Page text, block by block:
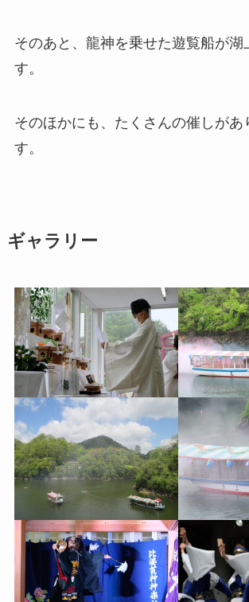
そのあと、龍神を乗せた遊覧船が湖
す。
そのほかにも、たくさんの催しがあ
す。
ギャラリー